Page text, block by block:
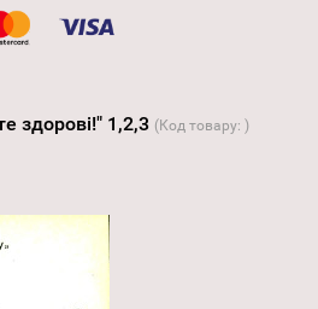
здорові!" 1,2,3 (Код товару: )